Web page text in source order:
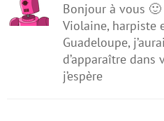
Bonjour à vous
Violaine, harpiste
Guadeloupe,
d’apparaître
j’espère